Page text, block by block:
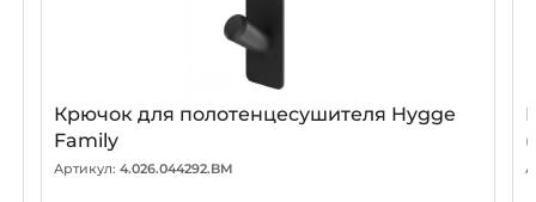
Крючок для полотенцесушителя Hygge
Family
Артикул: 4.026.044292.BM